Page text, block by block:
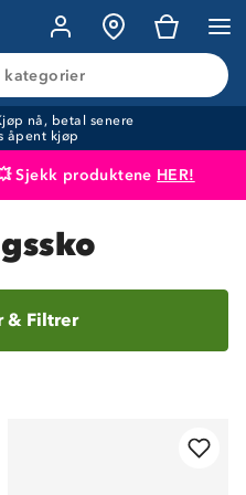
kategorier
nå, betal senere
åpent kjøp
Sjekk produktene HER!
& Filtrer